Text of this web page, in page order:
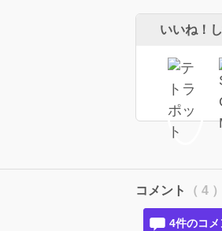
いいね！
コメント （ 4 ）
4件のコ